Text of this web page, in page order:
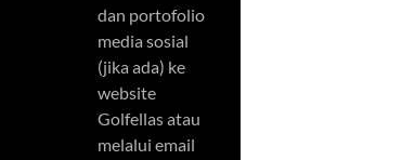
dan portofolio
media sosial
(jika ada) ke
website
Golfellas atau
melalui email